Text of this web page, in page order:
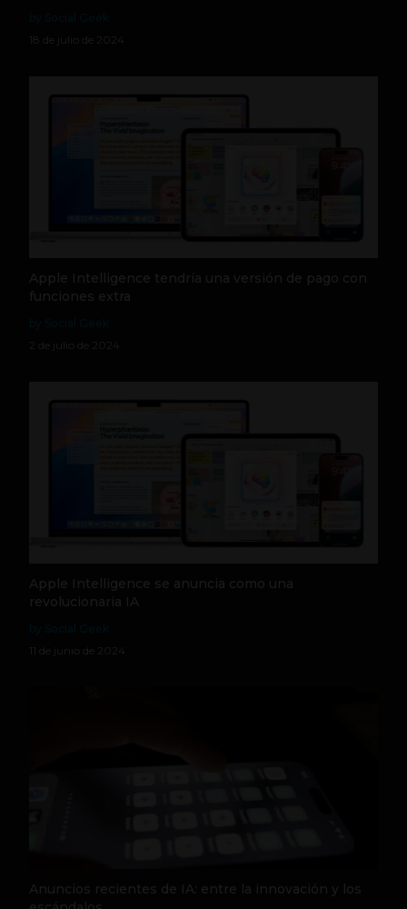
18 de julio de 2024
Apple Intelligence tendría una versión de pago con
funciones extra
2 de julio de 2024
Apple Intelligence se anuncia como una
revolucionaria IA
11 de junio de 2024
Anuncios recientes de IA: entre la innovación y los